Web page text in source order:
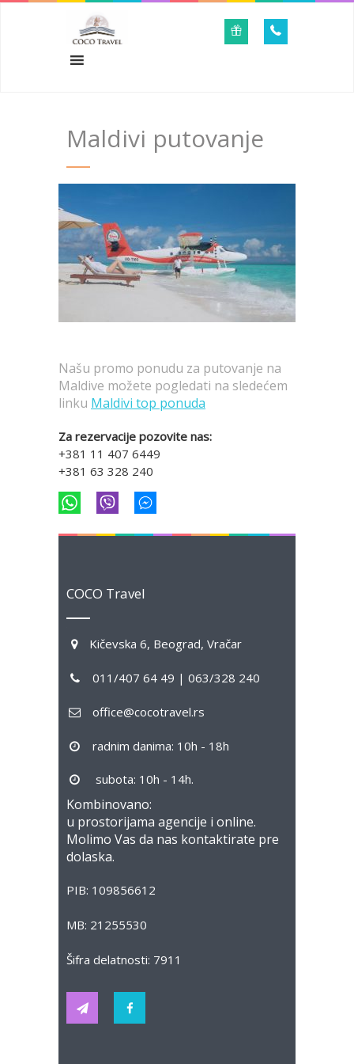
Maldivi putovanje
Našu promo ponudu za putovanje na
Maldive možete pogledati na sledećem
linku Maldivi top ponuda
Za rezervacije pozovite nas:
+381 11 407 6449
+381 63 328 240
COCO Travel
Kičevska 6, Beograd, Vračar
011/407 64 49 | 063/328 240
office@cocotravel.rs
radnim danima: 10h - 18h
subota: 10h - 14h.
Kombinovano:
u prostorijama agencije i online.
Molimo Vas da nas kontaktirate pre
dolaska.
PIB: 109856612
MB: 21255530
Šifra delatnosti: 7911